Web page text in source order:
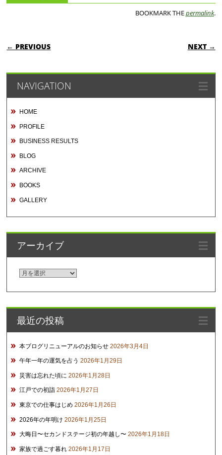
BOOKMARK THEpermalink.
POST NAVIGATION
← PREVIOUS NEXT →
NAVIGATION
HOME
PROFILE
BUSINESS RESULTS
BLOG
ARCHIVE
BOOKS
GALLERY
アーカイブ
ア
イ
ブ
最近の投稿
本ブログリニューアルのお知らせ 2026年3月4日
午年一年の運気を占う 2026年1月29日
災害は忘れた頃に 2026年1月28日
江戸での初詣 2026年1月27日
東京での仕事はじめ 2026年1月26日
2026年の年明け 2026年1月25日
大晦日〜セカンドステージ初の年越し〜 2026年1月18日
家族で過ごす暮れ 2026年1月17日